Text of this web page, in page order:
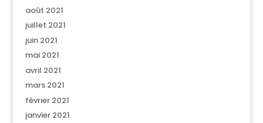
août 2021
juillet 2021
juin 2021
mai 2021
avril 2021
mars 2021
février 2021
janvier 2021